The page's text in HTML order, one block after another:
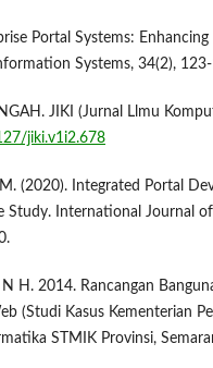
Portal Systems: Enhancing
Systems, 34(2),
JIKI (Jurnal Llmu
jiki.v1i2.678
(2020). Integrated Portal
Study. International Journal of
H. 2014. Rancangan
(Studi Kasus Kementerian
STMIK Provinsi,